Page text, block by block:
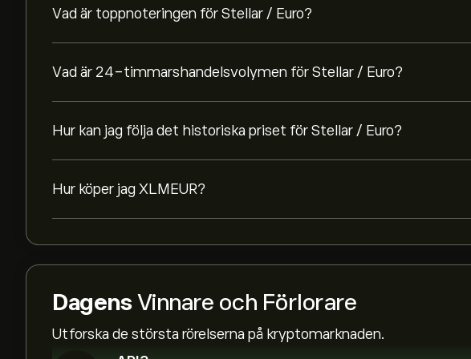
Vad är toppnoteringen för Stellar / Euro?
Vad är 24-timmarshandelsvolymen för Stellar / Euro?
Hur kan jag följa det historiska priset för Stellar / Euro?
Hur köper jag XLMEUR?
DagensVinnare och Förlorare
Utforska de största rörelserna på kryptomarknaden.